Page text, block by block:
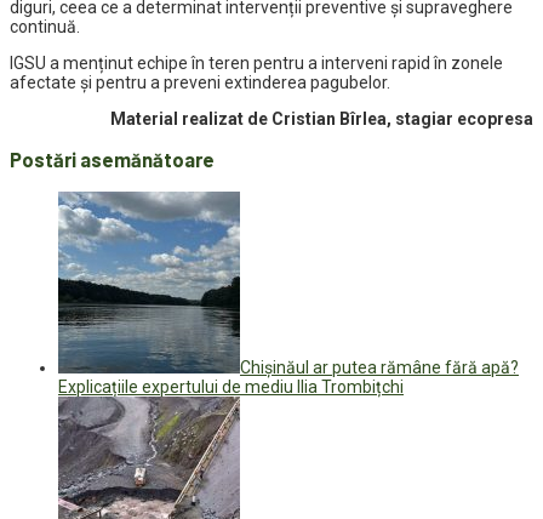
diguri, ceea ce a determinat intervenții preventive și supraveghere
continuă.
IGSU a menținut echipe în teren pentru a interveni rapid în zonele
afectate și pentru a preveni extinderea pagubelor.
Material realizat de Cristian Bîrlea, stagiar ecopresa
Postări asemănătoare
Chișinăul ar putea rămâne fără apă?
Explicațiile expertului de mediu Ilia Trombițchi